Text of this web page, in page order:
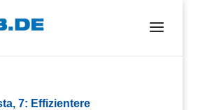
7: Effizientere